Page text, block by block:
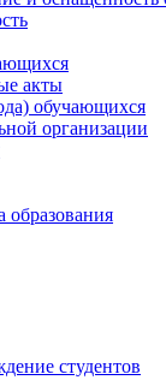
акты
обучающихся
организации
образования
студентов